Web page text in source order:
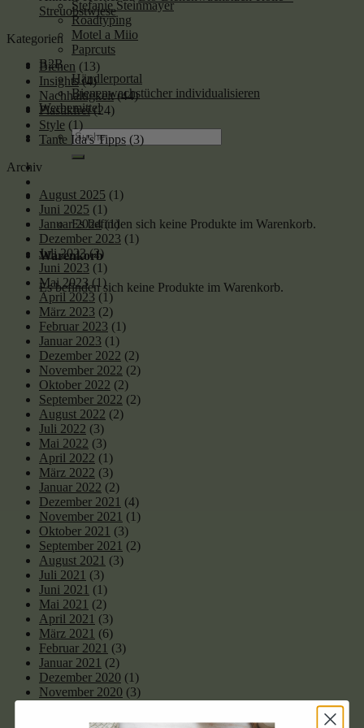
Stefanie Steinmayer
Roadtyping
Motel a Miio
Paprcuts
B2B
Händlerportal
Bienenwachstücher individualisieren
Werbemittel
Suche
nach:
Es befinden sich keine Produkte im Warenkorb.
Warenkorb
Es befinden sich keine Produkte im Warenkorb.
Streuobstwiese
Kategorien
Bienen (13)
Insights(4)
Nachhaltigkeit(44)
Plastikfrei(24)
Style (1)
Tante Ida's Tipps (3)
Archiv
August 2025 (1)
Juni 2025 (1)
Januar 2024(1)
Dezember 2023 (1)
Juli 2023(2)
Juni 2023 (1)
Mai 2023(1)
April 2023 (1)
März 2023 (2)
Februar 2023 (1)
Januar 2023 (1)
Dezember 2022 (2)
November 2022 (2)
Oktober 2022 (2)
September 2022 (2)
August 2022 (2)
Juli 2022 (3)
Mai 2022 (3)
April 2022 (1)
März 2022 (3)
Januar 2022 (2)
Dezember 2021 (4)
November 2021 (1)
Oktober 2021 (3)
September 2021 (2)
August 2021 (3)
Juli 2021 (3)
Juni 2021 (1)
Mai 2021 (2)
April 2021 (3)
März 2021 (6)
Februar 2021 (3)
Januar 2021 (2)
Dezember 2020 (1)
November 2020 (3)
August 2020(1)